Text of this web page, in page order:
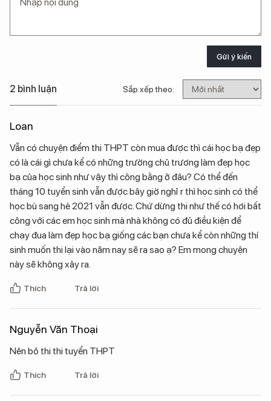
Gửi ý kiến
2 bình luận Sắp xếp theo:
Loan
Vẫn có chuyện điểm thi THPT còn mua được thì cái học bạ đẹp
có là cái gì chưa kể có những trường chủ trương làm đẹp học
bạ của học sinh như vậy thì công bằng ở đâu? Có thể đến
tháng 10 tuyển sinh vẫn được bây giờ nghỉ r thì học sinh có thể
học bù sang hè 2021 vẫn được. Chứ dừng thi như thế có hơi bất
công với các em học sinh mà nhà không có đủ điều kiện để
chạy đua làm đẹp học bạ giống các bạn chưa kể còn những thí
sinh muốn thi lại vào năm nay sẽ ra sao ạ? Em mong chuyện
này sẽ không xảy ra.
Thích Trả lời
Nguyễn Văn Thoại
Nên bỏ thi thi tuyển THPT
Thích Trả lời